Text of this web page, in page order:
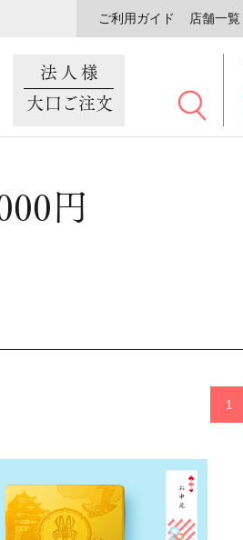
ご利用ガイド 店舗一覧
法人様
大口ご注文
円
1